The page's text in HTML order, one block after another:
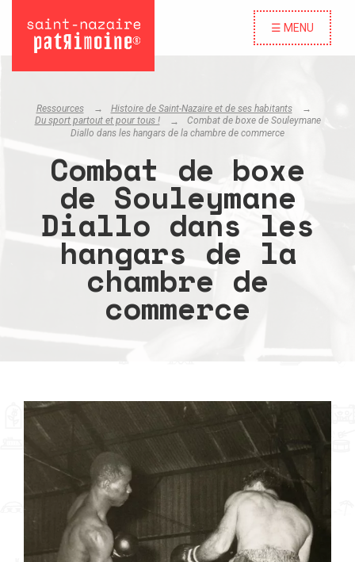
☰ MENU
Ressources
Histoire de Saint-Nazaire et de ses habitants
Du sport partout et pour tous !
Combat de boxe de Souleymane
Diallo dans les hangars de la chambre de commerce
Combat de boxe
de Souleymane
Diallo dans les
hangars de la
chambre de
commerce